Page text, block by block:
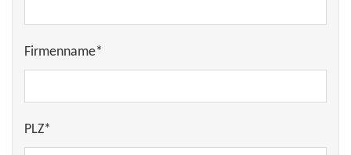
Firmenname*
PLZ*